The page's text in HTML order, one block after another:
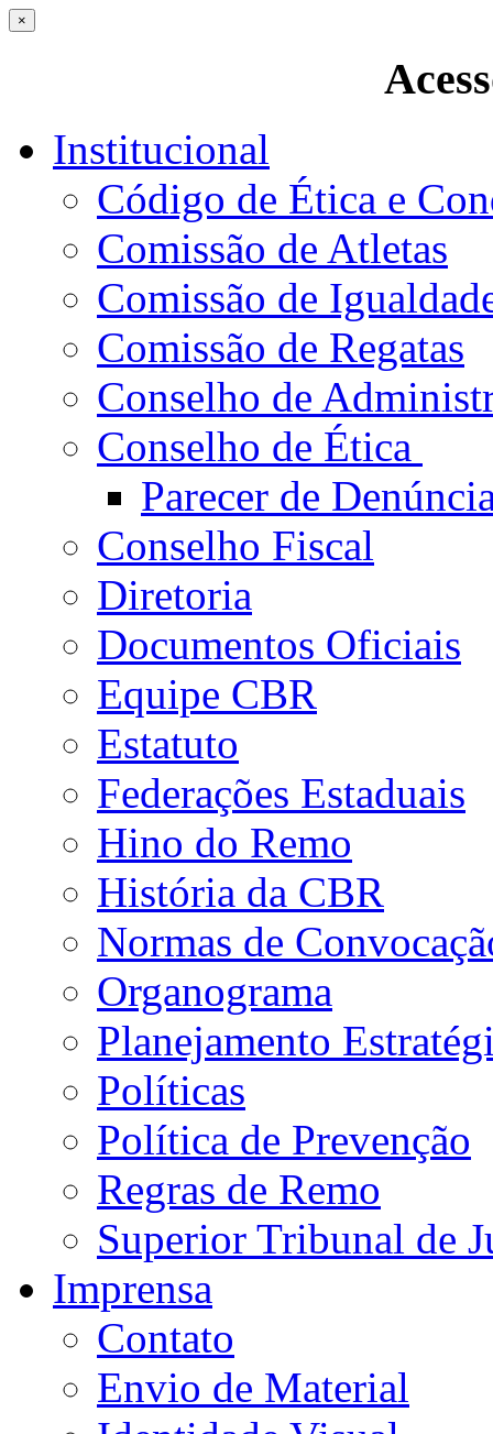
×
Institucional
Código de Ética e
Comissão de Atletas
Comissão de
Comissão de Regatas
Conselho de
Conselho de Ética
Parecer de
Conselho Fiscal
Diretoria
Documentos Oficiais
Equipe CBR
Estatuto
Federações Estaduais
Hino do Remo
História da CBR
Normas de
Organograma
Planejamento
Políticas
Política de Prevenção
Regras de Remo
Superior Tribunal de
Imprensa
Contato
Envio de Material